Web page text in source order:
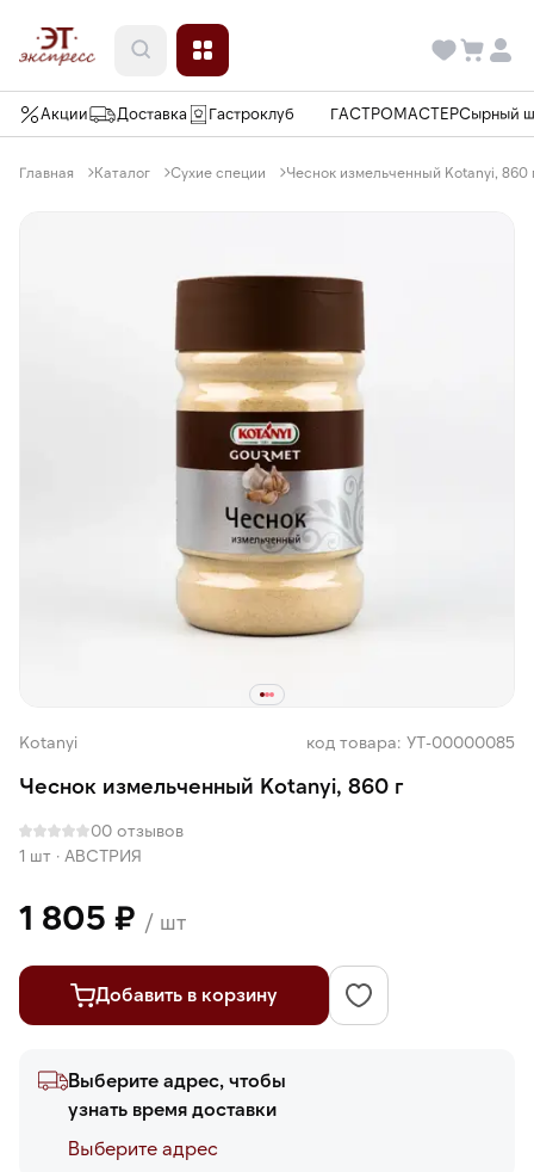
Акции Доставка Гастроклуб ГАСТРОМАСТЕРСырный
Главная Каталог Сухие специи Чеснок измельченный Kotanyi, 860
Kotanyi код товара: УТ-00000085
Чеснок измельченный Kotanyi, 860 г
00 отзывов
1 шт · АВСТРИЯ
1 805 ₽ / шт
Добавить в корзину
Выберите адрес, чтобы
узнать время доставки
Выберите адреc